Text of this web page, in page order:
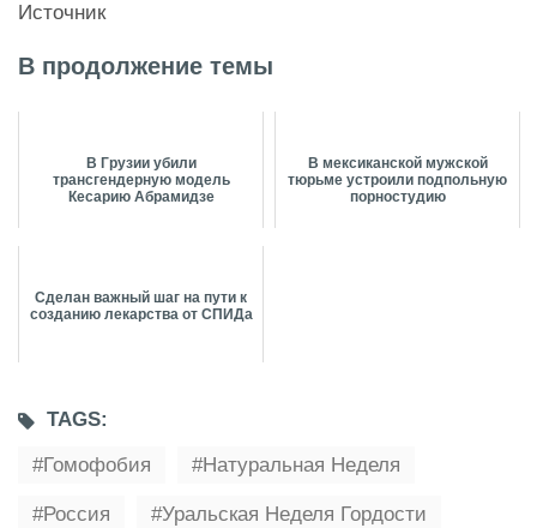
Источник
В продолжение темы
В Грузии убили
трансгендерную модель
Кесарию Абрамидзе
В мексиканской мужской
тюрьме устроили подпольную
порностудию
Сделан важный шаг на пути к
созданию лекарства от СПИДа
TAGS:
Гомофобия
Натуральная Неделя
Россия Уральская Неделя Гордости